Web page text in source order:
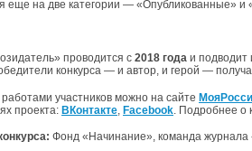
еще на две категории — «Опубликованные» и
проводится с 2018 года и подводит
конкурса — и автор, и герой —
участников можно на сайте
проекта: ВКонтакте Facebook . Подробнее о
Фонд «Начинание», команда